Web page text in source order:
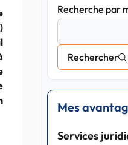
Recherche par
Rechercher
Mes
Services